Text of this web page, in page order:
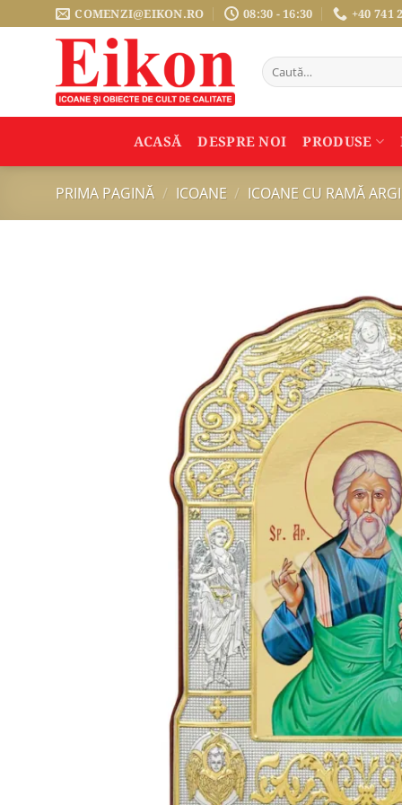
la
COMENZI@EIKON.RO 08:30 - 16:30 +40 741
Caută
după:
ACASĂ DESPRE NOI PRODUSE
PRIMA PAGINĂ / ICOANE / ICOANE CU RAMĂ